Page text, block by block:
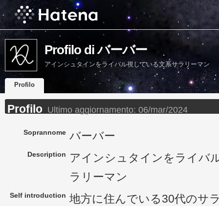
Profilo di バーバー
アインシュタインをライバル視している文系サラリーマン
Profilo
Profilo Ultimo aggiornamento: 06/mar/2024
Soprannome バーバー
Description
アインシュタインをライバ
ラリーマン
Self introduction 地方に住んでいる30代のサ